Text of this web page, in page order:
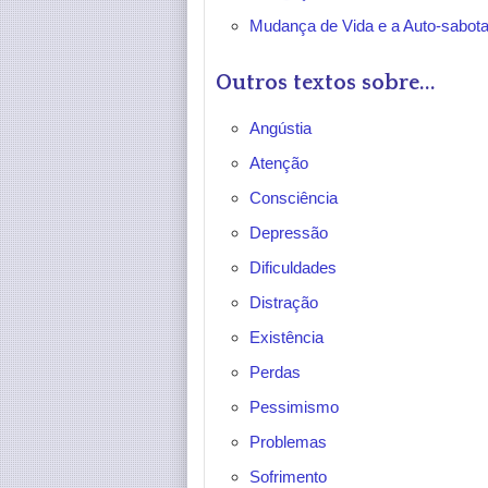
Mudança de Vida e a Auto-
Outros textos sobre...
Angústia
Atenção
Consciência
Depressão
Dificuldades
Distração
Existência
Perdas
Pessimismo
Problemas
Sofrimento